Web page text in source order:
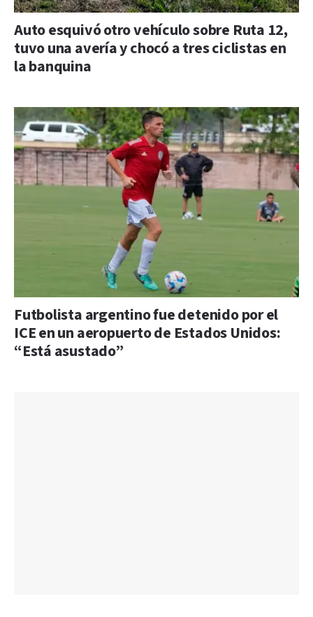
Auto esquivó otro vehículo sobre Ruta 12,
tuvo una avería y chocó a tres ciclistas en
la banquina
Futbolista argentino fue detenido por el
ICE en un aeropuerto de Estados Unidos:
“Está asustado”